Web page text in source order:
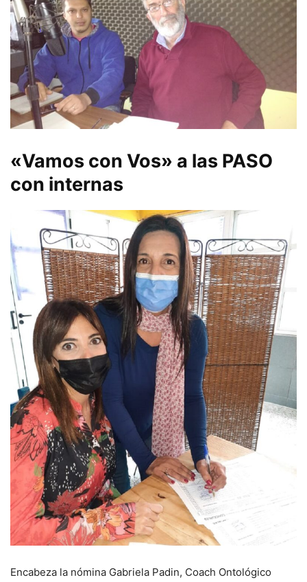
«Vamos con Vos» a las PASO
con internas
Encabeza la nómina Gabriela Padin, Coach Ontológico